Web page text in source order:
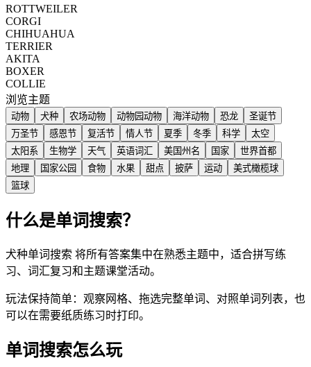
ROTTWEILER
CORGI
CHIHUAHUA
TERRIER
AKITA
BOXER
COLLIE
浏览主题
动物 犬种 农场动物 动物园动物 海洋动物 恐龙
圣诞节
万圣节
感恩节 复活节 情人节 夏季 冬季 科学
太空
太阳系
生物学 天气 英语词汇 美国州名 国家
世界首都
地理
国家公园 食物 水果 甜点 披萨 运动
美式橄榄球
篮球
什么是单词搜索？
犬种单词搜索 将所有答案集中在熟悉主题中，适合拼写练
习、词汇复习和主题课堂活动。
玩法保持简单：观察网格、拖选完整单词、对照单词列表，也
可以在需要纸质练习时打印。
单词搜索怎么玩